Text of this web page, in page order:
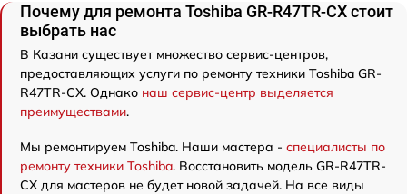
Почему для ремонта Toshiba GR-R47TR-CX стоит
выбрать нас
В Казани существует множество сервис-центров,
предоставляющих услуги по ремонту техники Toshiba GR-
R47TR-CX. Однако наш сервис-центр выделяется
преимуществами.
Мы ремонтируем Toshiba. Наши мастера - специалисты по
ремонту техники Toshiba. Восстановить модель GR-R47TR-
CX для мастеров не будет новой задачей. На все виды